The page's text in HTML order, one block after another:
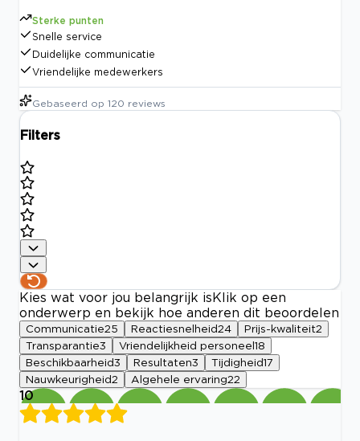
Sterke punten
Snelle service
Duidelijke communicatie
Vriendelijke medewerkers
Gebaseerd op 120 reviews
Filters
Kies wat voor jou belangrijk is Klik op een
onderwerp en bekijk hoe anderen dit beoordelen
Communicatie25 Reactiesnelheid24 Prijs-kwaliteit2
Transparantie3 Vriendelijkheid personeel 18
Beschikbaarheid3 Resultaten3 Tijdigheid17
Nauwkeurigheid2 Algehele ervaring22
10